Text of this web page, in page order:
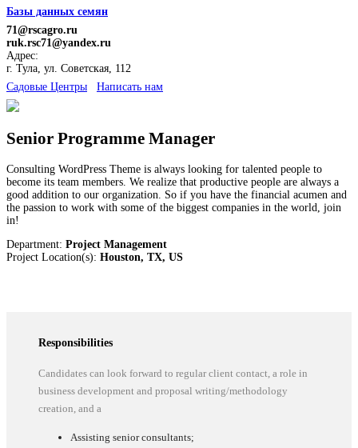
Базы данных семян
71@rscagro.ru
ruk.rsc71@yandex.ru
Адрес:
г. Тула, ул. Советская, 112
Cадовые Центры
Написать нам
Senior Programme Manager
Consulting WordPress Theme is always looking for talented people to
become its team members. We realize that productive people are always a
good addition to our organization. So if you have the financial acumen and
the passion to work with some of the biggest companies in the world, join
in!
Department: Project Management
Project Location(s): Houston, TX, US
Responsibilities
Candidates can look forward to regular client contact, a role in
business development and proposal writing/methodology
creation, and a
Assisting senior consultants;